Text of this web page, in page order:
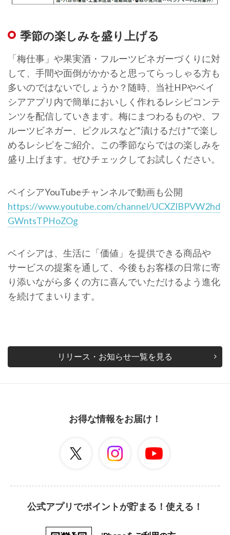
季節の楽しみを盛り上げる
「梅仕事」や果実酒・フルーツビネガーづくりに対
して、手間や面倒がかかると思ってらっしゃる方も
多いのではないでしょうか？随時、当社HPやベイ
シアアプリ内で簡単においしく作れるレシピコンテ
ンツを配信していきます。梅にまつわるものや、フ
ルーツビネガー、ピクルスなど“漬けるだけ”で楽し
めるレシピをご紹介。この季節ならではの楽しみを
盛り上げます。ぜひチェックしてお試しください。
ベイシアYouTubeチャンネルで動画も公開
https://www.youtube.com/channel/UCXZlBPVW2hd
GWntsTPHoZOg
ベイシアは、生活に「価値」を提供できる商品や
サービスの提案を通して、今後もお客様の日常に寄
り添いながら多くの方に喜んでいただけるよう進化
を続けてまいります。
リリース・お知らせ一覧を見る
お得な情報をお届け！
公式アプリでポイントが貯まる！使える！